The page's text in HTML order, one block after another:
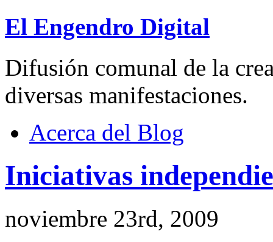
El Engendro Digital
Difusión comunal de la
diversas manifestaciones.
Acerca del Blog
Iniciativas
noviembre 23rd, 2009